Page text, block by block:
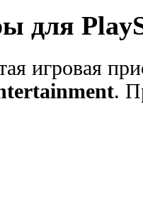
для
игровая
.